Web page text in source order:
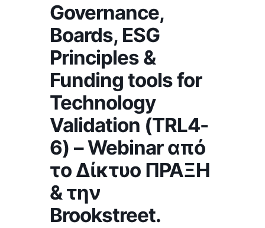
Governance,
Boards, ESG
Principles &
Funding tools for
Technology
Validation (TRL4-
6) – Webinar από
το Δίκτυο ΠΡΑΞΗ
& την
Brookstreet.